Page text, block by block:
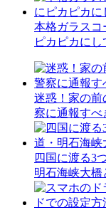
本格ガラスコ
ピカピカにし
迷惑！家の前
察に通報すべ
四国に渡る3
明石海峡大橋